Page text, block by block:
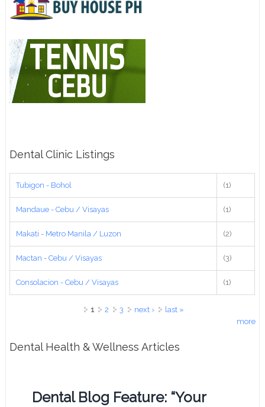
Dental Clinic Listings
Tubigon - Bohol (1)
Mandaue - Cebu / Visayas (1)
Makati - Metro Manila / Luzon (2)
Mactan - Cebu / Visayas (3)
Consolacion - Cebu / Visayas (1)
1 2 3 next ›
last »
more
Dental Health & Wellness Articles
Dental Blog Feature: “Your